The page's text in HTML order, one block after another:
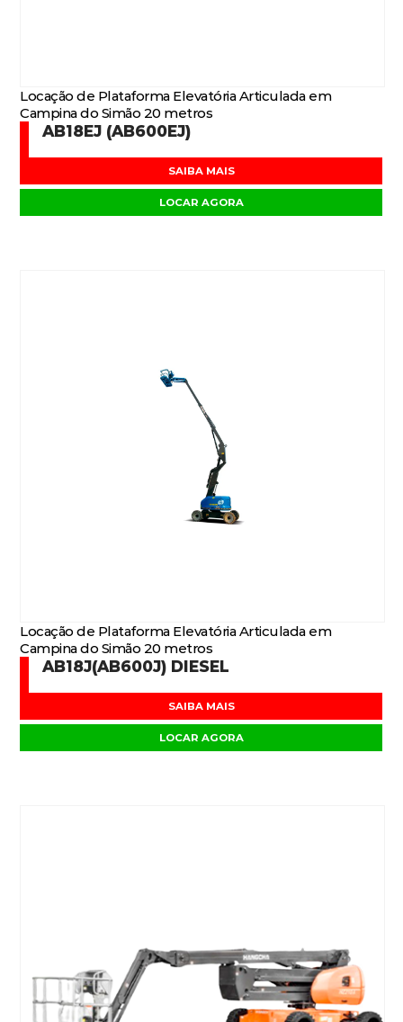
Locação de Plataforma Elevatória Articulada em
Campina do Simão 20 metros
AB18EJ (AB600EJ)
SAIBA MAIS
LOCAR AGORA
Locação de Plataforma Elevatória Articulada em
Campina do Simão 20 metros
AB18J(AB600J) DIESEL
SAIBA MAIS
LOCAR AGORA